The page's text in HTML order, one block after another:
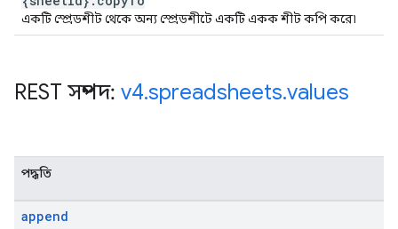
একটি স্প্রেডশীট থেকে অন্য স্প্রেডশীটে একটি একক শীট কপি করে৷
REST সম্পদ: v4.spreadsheets.values
পদ্ধতি
append